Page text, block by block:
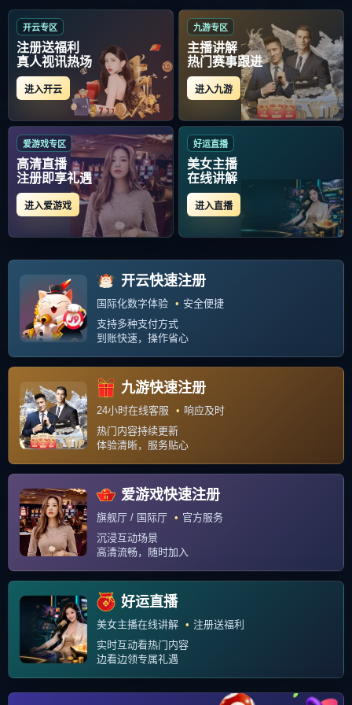
当前位置：首页> 国际米兰止住颓势
荷甲冲刺阶段走向成谜，国际米兰止住颓
势，管理层满意，年轻球员得到机会的简
单介绍-星空体育
1、格罗索的足球生涯是从业余联赛开始的，直
到24岁加盟佩鲁贾才开始了意甲生涯老实说格
罗索是为2006年世界杯而生的，确切的说他
是...
xjunn 2025-10-09
没有更多内容
PHP
Themes:GebiLaoli